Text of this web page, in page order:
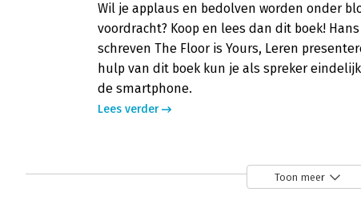
Wil je applaus en bedolven worden onder
voordracht? Koop en lees dan dit boek!
schreven The Floor is Yours, Leren
hulp van dit boek kun je als spreker
de smartphone.
Lees verder
Toon meer